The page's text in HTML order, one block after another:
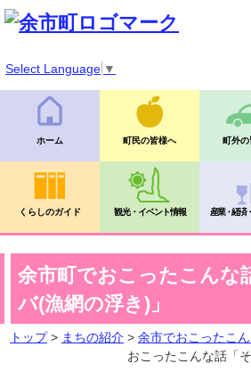
Select Language ▼
ホーム 町民の皆様へ 町外の
くらしのガイド 観光・イベント情報 産業・経済
余市町でおこったこんな
バ(漁網の浮き)」
トップ> まちの紹介 > 余市でおこったこ
おこったこんな話「